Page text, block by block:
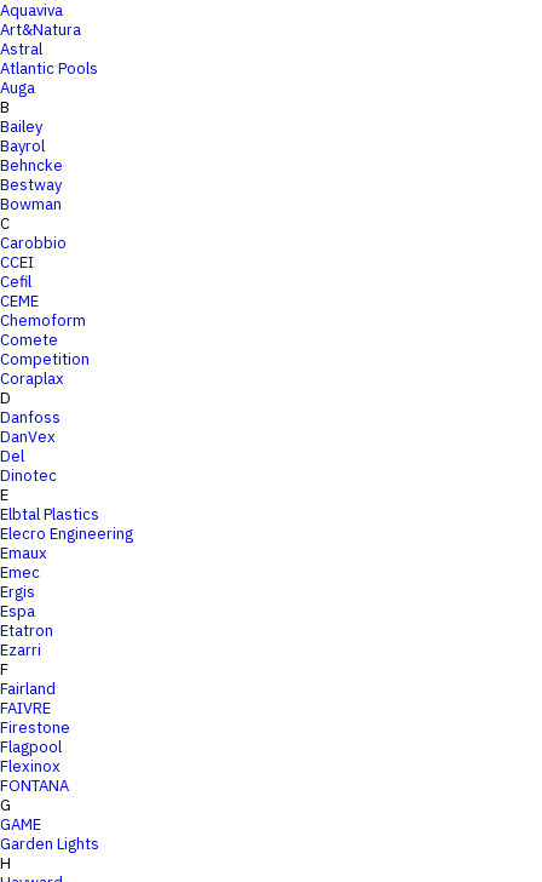
Aquaviva
Art&Natura
Astral
Atlantic Pools
Auga
B
Bailey
Bayrol
Behncke
Bestway
Bowman
C
Carobbio
CCEI
Cefil
CEME
Chemoform
Comete
Competition
Coraplax
D
Danfoss
DanVex
Del
Dinotec
E
Elbtal Plastics
Elecro Engineering
Emaux
Emec
Ergis
Espa
Etatron
Ezarri
F
Fairland
FAIVRE
Firestone
Flagpool
Flexinox
FONTANA
G
GAME
Garden Lights
H